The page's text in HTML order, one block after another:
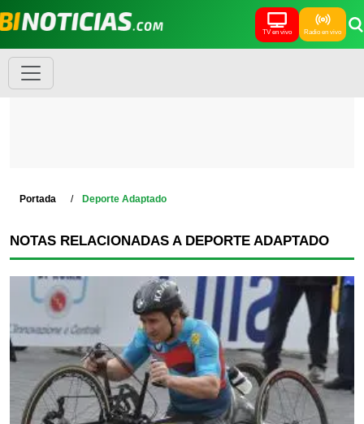
TV en vivo Radio en vivo
Portada Deporte Adaptado
NOTAS RELACIONADAS A DEPORTE ADAPTADO